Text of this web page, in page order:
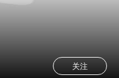
关注